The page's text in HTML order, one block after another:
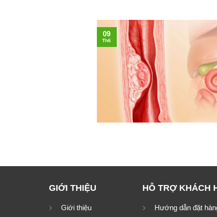
09
Th6
GIỚI THIỆU
Giới thiệu
HỖ TRỢ KHÁCH
Hướng dẫn đặt